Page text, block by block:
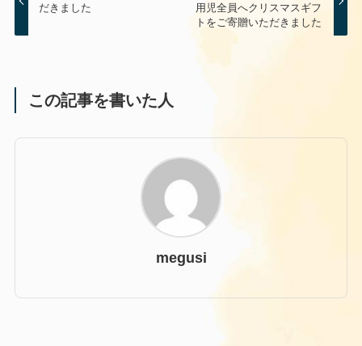
だきました
用児全員へクリスマスギフ
トをご寄贈いただきました
この記事を書いた人
megusi